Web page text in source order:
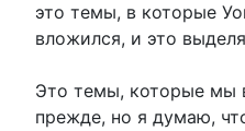
это темы, в которые
вложился, и это
Это темы, которые мы
прежде, но я думаю,